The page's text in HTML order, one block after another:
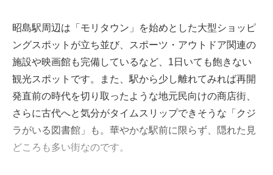
昭島駅周辺は「モリタウン」を始めとした大型ショッピ
ングスポットが立ち並び、スポーツ・アウトドア関連の
施設や映画館も完備しているなど、1日いても飽きない
観光スポットです。また、駅から少し離れてみれば再開
発直前の時代を切り取ったような地元民向けの商店街、
さらに古代へと気分がタイムスリップできそうな「クジ
ラがいる図書館」も。華やかな駅前に限らず、隠れた見
どころも多い街なのです。